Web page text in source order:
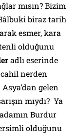
mısın? Bizim
biraz tarih
esmer, kara
tenli olduğunu
adlı eserinde
cahil nerden
gelen
mıydı? Ya
Burdur
olduğunu